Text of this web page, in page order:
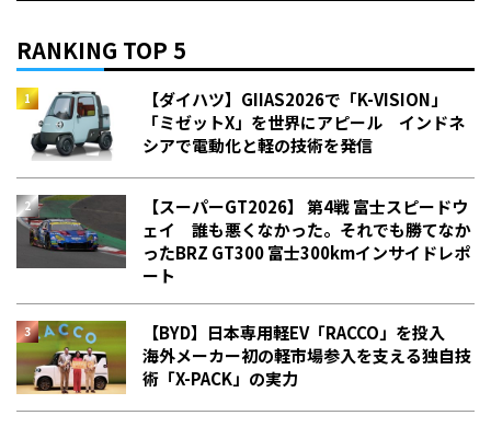
RANKING TOP 5
【ダイハツ】GIIAS2026で「K-VISION」
「ミゼットX」を世界にアピール インドネ
シアで電動化と軽の技術を発信
【スーパーGT2026】 第4戦 富士スピードウ
ェイ 誰も悪くなかった。それでも勝てなか
った――BRZ GT300 富士300kmインサイドレポ
ート
【BYD】日本専用軽EV「RACCO」を投入
海外メーカー初の軽市場参入を支える独自技
術「X-PACK」の実力